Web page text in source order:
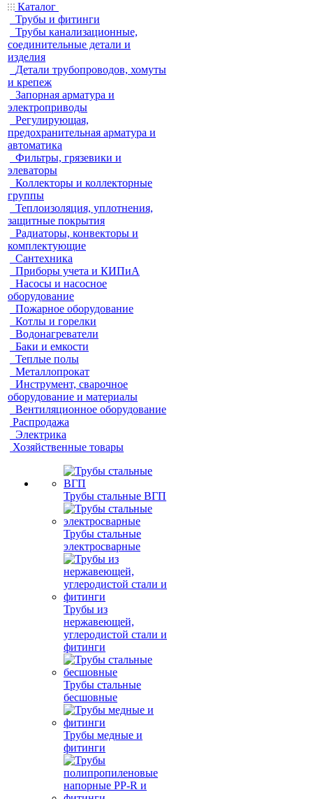
Каталог
Трубы и фитинги
Трубы канализационные,
соединительные детали и
изделия
Детали трубопроводов, хомуты
и крепеж
Запорная арматура и
электроприводы
Регулирующая,
предохранительная арматура и
автоматика
Фильтры, грязевики и
элеваторы
Коллекторы и коллекторные
группы
Теплоизоляция, уплотнения,
защитные покрытия
Радиаторы, конвекторы и
комплектующие
Сантехника
Приборы учета и КИПиА
Насосы и насосное
оборудование
Пожарное оборудование
Котлы и горелки
Водонагреватели
Баки и емкости
Теплые полы
Металлопрокат
Инструмент, сварочное
оборудование и материалы
Вентиляционное оборудование
Распродажа
Электрика
Хозяйственные товары
Трубы стальные ВГП
Трубы стальные
электросварные
Трубы из
нержавеющей,
углеродистой стали и
фитинги
Трубы стальные
бесшовные
Трубы медные и
фитинги